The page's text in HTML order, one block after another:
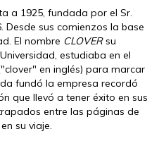
a 1925, fundada por el Sr.
Desde sus comienzos la base
El nombre CLOVERsu
estudiaba en el
en inglés) para marcar
fundó la empresa recordó
que llevó a tener éxito en sus
entre las páginas de
su viaje.